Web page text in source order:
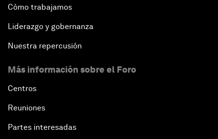
Cómo trabajamos
Liderazgo y gobernanza
Nuestra repercusión
Más información sobre el Foro
Centros
Reuniones
Partes interesadas